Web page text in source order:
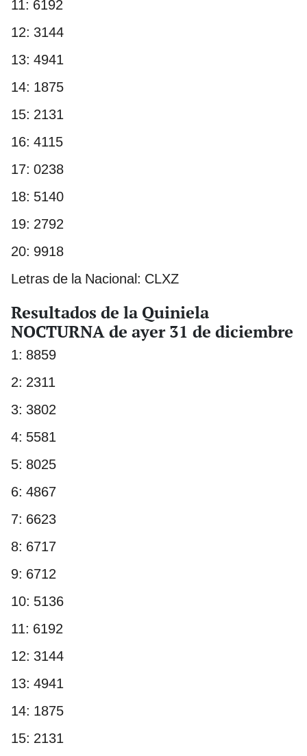
11: 6192
12: 3144
13: 4941
14: 1875
15: 2131
16: 4115
17: 0238
18: 5140
19: 2792
20: 9918
Letras de la Nacional: CLXZ
Resultados de la Quiniela
NOCTURNA de ayer 31 de diciembre
1: 8859
2: 2311
3: 3802
4: 5581
5: 8025
6: 4867
7: 6623
8: 6717
9: 6712
10: 5136
11: 6192
12: 3144
13: 4941
14: 1875
15: 2131